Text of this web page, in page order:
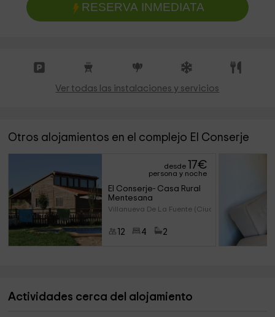
RESERVA INMEDIATA
Ver todas las instalaciones y servicios
Otros alojamientos en el complejo El Conserje
desde 17€
persona y noche
El Conserje- Casa Rural
Mentesana
Villanueva De La Fuente (Ciuda
12 4 2
Actividades cerca del alojamiento